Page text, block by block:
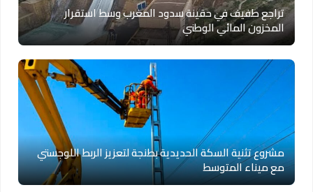
تراجع طفيف في حقينة سدود المغرب وسط استقرار
المخزون المائي الوطني
مشروع تثنية السكة الحديدية بطنجة لتعزيز الربط اللوجستي
مع ميناء المتوسط